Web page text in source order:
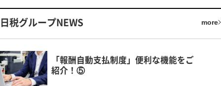
日税グループNEWS more
「報酬自動支払制度」便利な機能をご
紹介！⑤